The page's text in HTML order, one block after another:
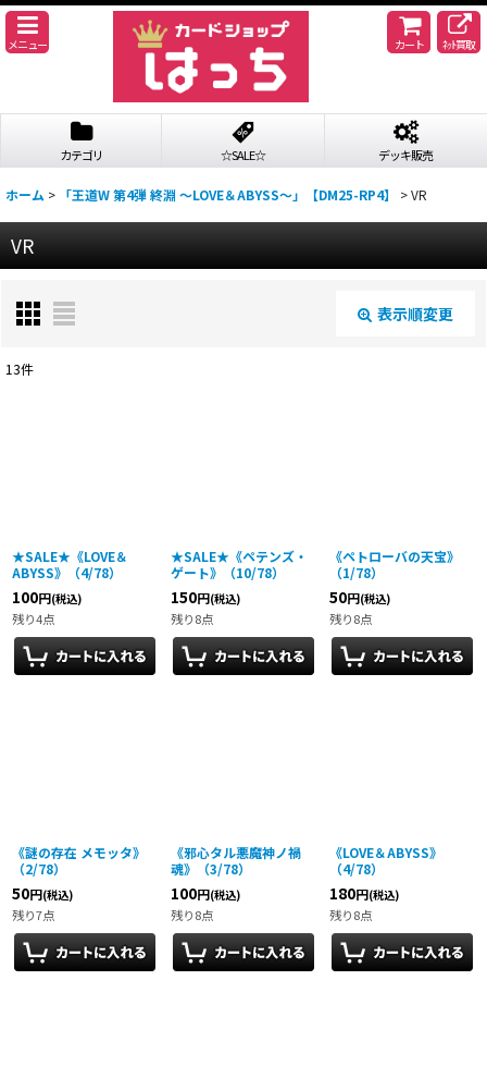
メニュー カート ﾈｯﾄ買取
カテゴリ ☆SALE☆ デッキ販売
ホーム > 「王道W 第4弾 終淵 〜LOVE＆ABYSS〜」【DM25-RP4】 >VR
VR
表示順変更
閉じる
13件
★SALE★《LOVE＆
ABYSS》（4/78）
100円(税込)
残り4点
★SALE★《ペテンズ・
ゲート》（10/78）
150円(税込)
残り8点
《ペトローバの天宝》
（1/78）
50円(税込)
残り8点
《謎の存在 メモッタ》
（2/78）
50円(税込)
残り7点
《邪心タル悪魔神ノ禍
魂》（3/78）
100円(税込)
残り8点
《LOVE＆ABYSS》
（4/78）
180円(税込)
残り8点